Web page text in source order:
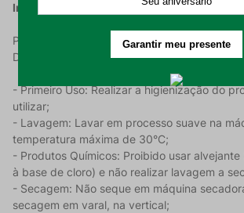
Instruções de Uso e Conservação:
Para preservar a qualidade e o toque macio
Döhler Medina, siga estas orientações:
- Primeiro Uso: Realizar a higienização do
utilizar;
- Lavagem: Lavar em processo suave na
temperatura máxima de 30°C;
- Produtos Químicos: Proibido usar
à base de cloro) e não realizar lavagem a
- Secagem: Não seque em máquina
secagem em varal, na vertical;